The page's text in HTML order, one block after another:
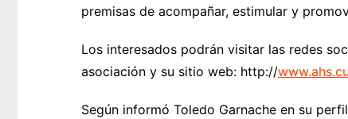
premisas de acompañar, estimular y
Los interesados podrán visitar las redes
asociación y su sitio web: http://
Según informó Toledo Garnache en su